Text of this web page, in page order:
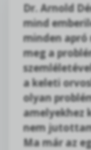
Dr. Arnold
mind
minden
meg a
a keleti
olyan
amelyekhez
nem
Ma már az